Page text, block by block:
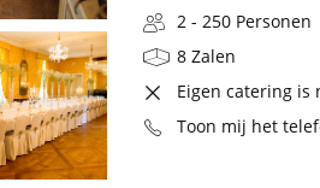
2 - 250 Personen
8 Zalen
Eigen catering is
Toon mij het